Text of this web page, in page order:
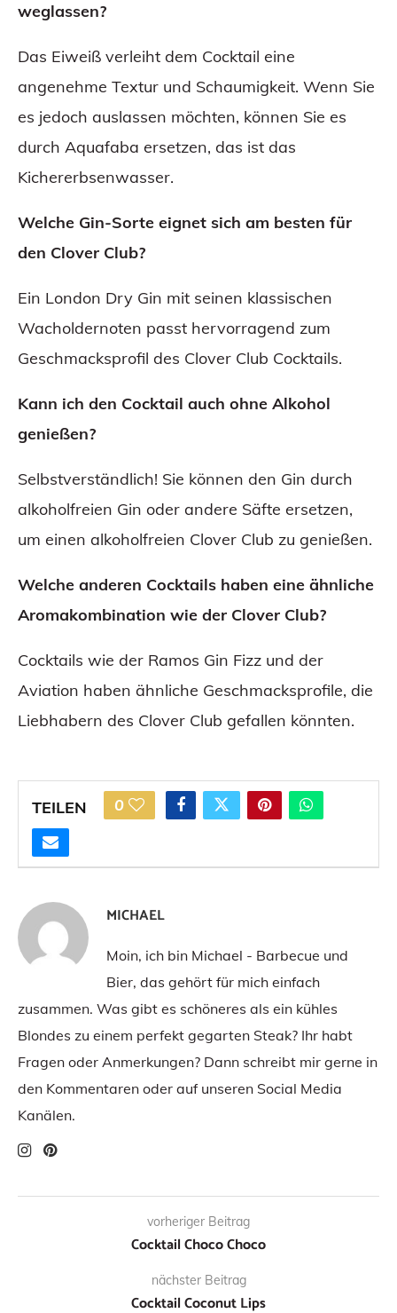
weglassen?
Das Eiweiß verleiht dem Cocktail eine
angenehme Textur und Schaumigkeit. Wenn Sie
es jedoch auslassen möchten, können Sie es
durch Aquafaba ersetzen, das ist das
Kichererbsenwasser.
Welche Gin-Sorte eignet sich am besten für
den Clover Club?
Ein London Dry Gin mit seinen klassischen
Wacholdernoten passt hervorragend zum
Geschmacksprofil des Clover Club Cocktails.
Kann ich den Cocktail auch ohne Alkohol
genießen?
Selbstverständlich! Sie können den Gin durch
alkoholfreien Gin oder andere Säfte ersetzen,
um einen alkoholfreien Clover Club zu genießen.
Welche anderen Cocktails haben eine ähnliche
Aromakombination wie der Clover Club?
Cocktails wie der Ramos Gin Fizz und der
Aviation haben ähnliche Geschmacksprofile, die
Liebhabern des Clover Club gefallen könnten.
TEILEN 0
MICHAEL
Moin, ich bin Michael - Barbecue und
Bier, das gehört für mich einfach
zusammen. Was gibt es schöneres als ein kühles
Blondes zu einem perfekt gegarten Steak? Ihr habt
Fragen oder Anmerkungen? Dann schreibt mir gerne in
den Kommentaren oder auf unseren Social Media
Kanälen.
vorheriger Beitrag
Cocktail Choco Choco
nächster Beitrag
Cocktail Coconut Lips